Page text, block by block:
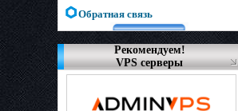
Обратная связь
Рекомендуем!
VPS серверы